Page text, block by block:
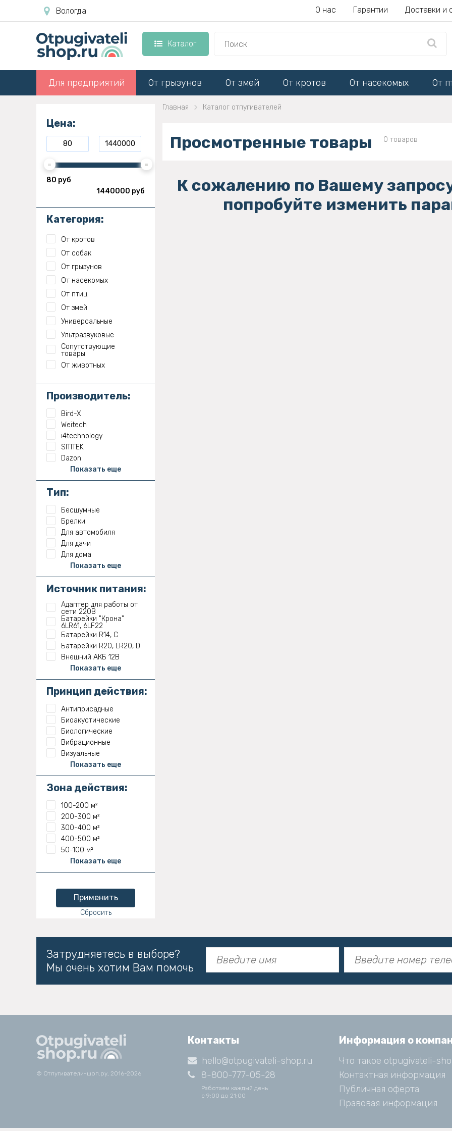
Вологда О нас Гарантии Доставки и
Каталог
Для предприятий От грызунов От змей От кротов От насекомых От
Цена:
80 руб
1440000 руб
Категория:
От кротов
От собак
От грызунов
От насекомых
От птиц
От змей
Универсальные
Ультразвуковые
Сопутствующие
товары
От животных
Производитель:
Bird-X
Weitech
i4technology
SITITEK
Dazon
Показать еще
Тип:
Бесшумные
Брелки
Для автомобиля
Для дачи
Для дома
Показать еще
Источник питания:
Адаптер для работы от
сети 220В
Батарейки "Крона"
6LR61, 6LF22
Батарейки R14, C
Батарейки R20, LR20, D
Внешний АКБ 12В
Показать еще
Принцип действия:
Антиприсадные
Биоакустические
Биологические
Вибрационные
Визуальные
Показать еще
Зона действия:
100-200 м²
200-300 м²
300-400 м²
400-500 м²
50-100 м²
Показать еще
Применить
Сбросить
Главная Каталог отпугивателей
Просмотренные товары 0 товаров
К сожалению по Вашему
попробуйте изменить
Затрудняетесь в выборе?
Мы очень хотим Вам помочь
© Отпугиватели-шоп.ру, 2016-2026
Контакты
hello@otpugivateli-shop.ru
8-800-777-05-28
Работаем каждый день
с 9:00 до 21:00
Информация о
Что такое otpugivateli-
Контактная информация
Публичная оферта
Правовая информация